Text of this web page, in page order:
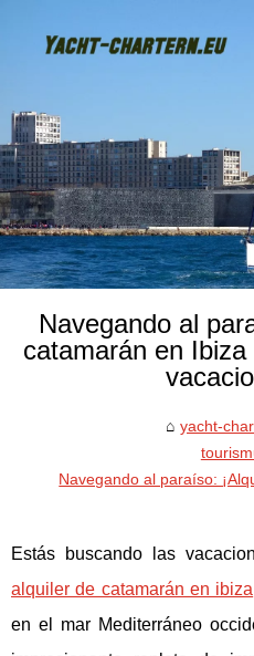
Navegando al
catamarán en
yacht-
Navegando al paraíso:
Estás buscando las
alquiler de catamarán en ibiza
en el mar Mediterráneo